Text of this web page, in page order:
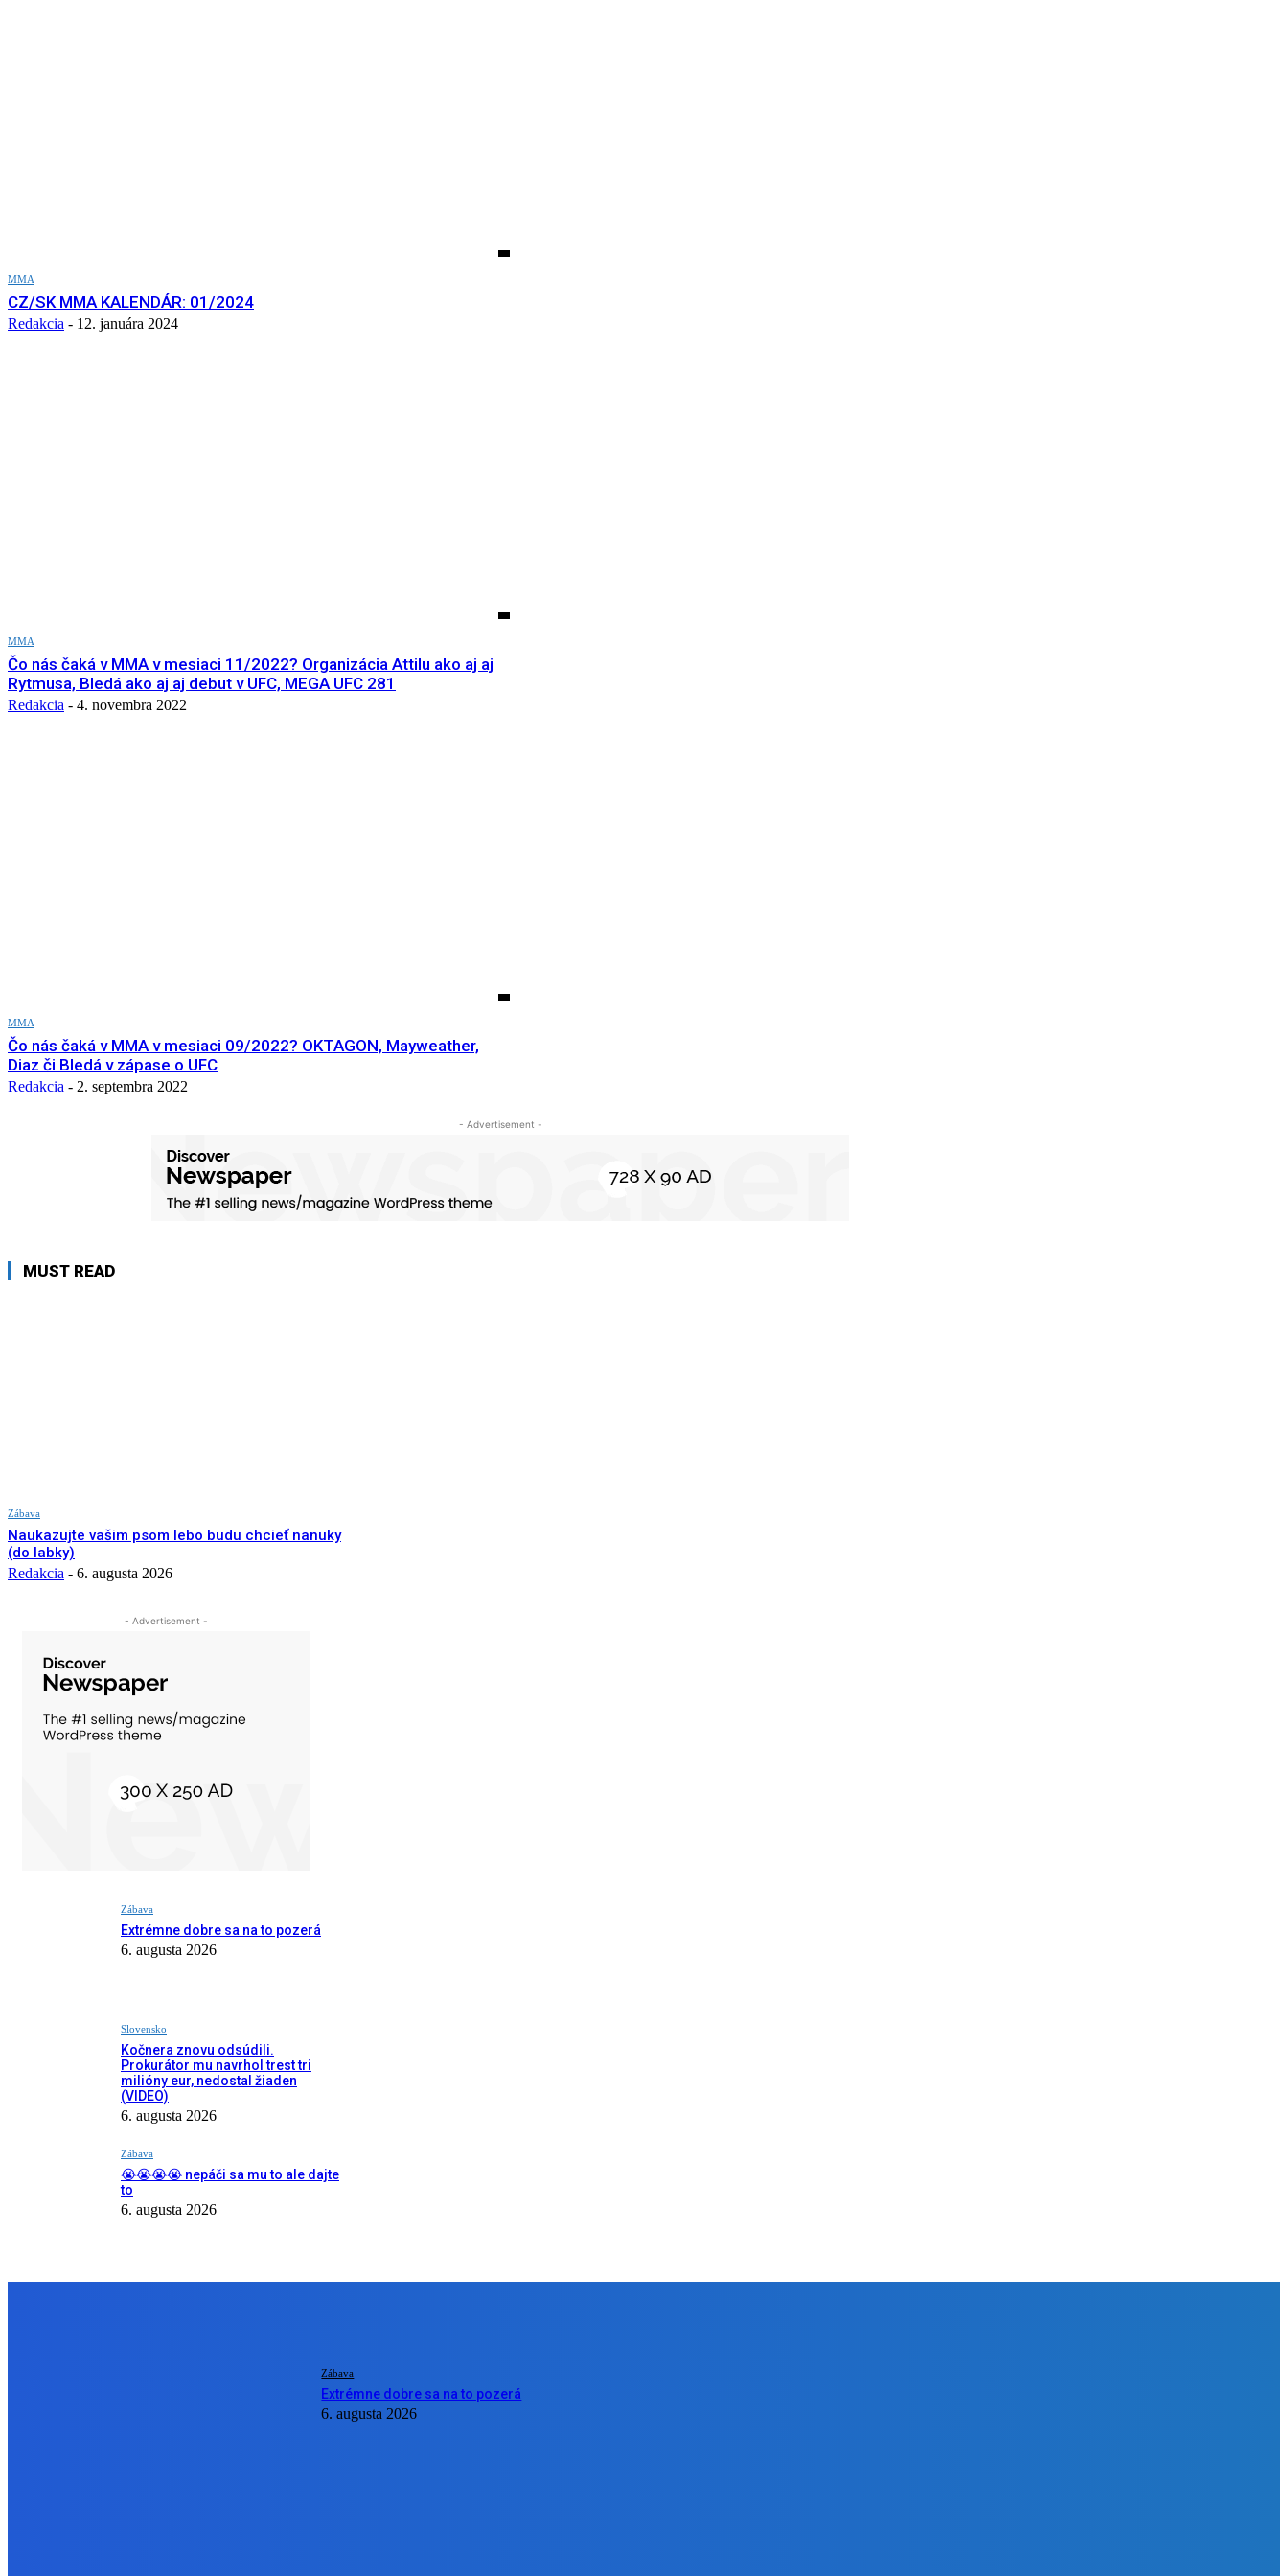
MMA
CZ/SK MMA KALENDÁR: 01/2024
Redakcia - 12. januára 2024
MMA
Čo nás čaká v MMA v mesiaci 11/2022? Organizácia Attilu ako aj aj
Rytmusa, Bledá ako aj aj debut v UFC, MEGA UFC 281
Redakcia - 4. novembra 2022
MMA
Čo nás čaká v MMA v mesiaci 09/2022? OKTAGON, Mayweather,
Diaz či Bledá v zápase o UFC
Redakcia - 2. septembra 2022
- Advertisement -
MUST READ
Zábava
Naukazujte vašim psom lebo budu chcieť nanuky
(do labky)
Redakcia - 6. augusta 2026
- Advertisement -
Zábava
Extrémne dobre sa na to pozerá
6. augusta 2026
Slovensko
Kočnera znovu odsúdili.
Prokurátor mu navrhol trest tri
milióny eur, nedostal žiaden
(VIDEO)
6. augusta 2026
Zábava
😭😭😭😭 nepáči sa mu to ale dajte
to
6. augusta 2026
Zábava
Extrémne dobre sa na to pozerá
6. augusta 2026